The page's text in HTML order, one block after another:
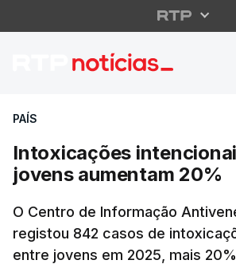
Intoxicações
PAÍS
Intoxicações
jovens aumentam 20%
O Centro de Informação
registou 842 casos de
entre jovens em 2025, mais